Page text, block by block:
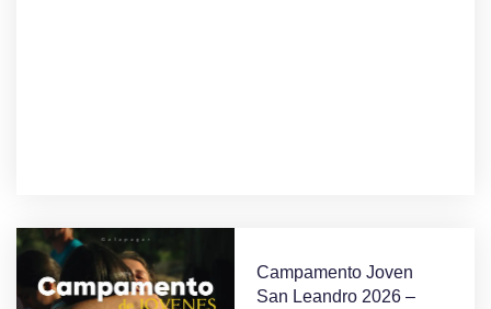
Campamento Joven
San Leandro 2026 –